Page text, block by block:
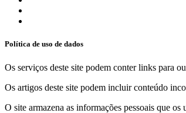
Política de uso de dados
Os serviços deste site podem conter links para
Os artigos deste site podem incluir conteúdo
O site armazena as informações pessoais que